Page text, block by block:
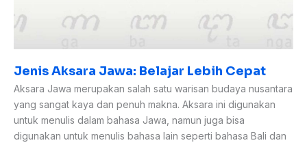
Jenis Aksara Jawa: Belajar Lebih Cepat
Aksara Jawa merupakan salah satu warisan budaya nusantara
yang sangat kaya dan penuh makna. Aksara ini digunakan
untuk menulis dalam bahasa Jawa, namun juga bisa
digunakan untuk menulis bahasa lain seperti bahasa Bali dan